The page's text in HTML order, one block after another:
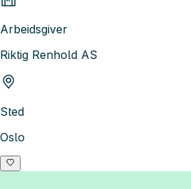
Arbeidsgiver
Riktig Renhold AS
Sted
Oslo